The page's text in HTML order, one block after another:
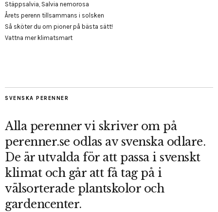
Stäppsalvia, Salvia nemorosa
Årets perenn tillsammans i solsken
Så sköter du om pioner på bästa sätt!
Vattna mer klimatsmart
SVENSKA PERENNER
Alla perenner vi skriver om på
perenner.se odlas av svenska odlare.
De är utvalda för att passa i svenskt
klimat och går att få tag på i
välsorterade plantskolor och
gardencenter.